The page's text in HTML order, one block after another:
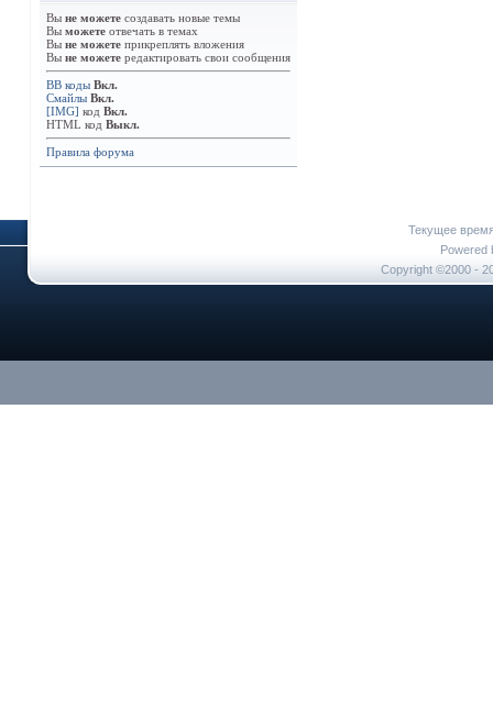
Вы не можете создавать новые темы
Вы можете отвечать в темах
Вы не можете прикреплять вложения
Вы не можете редактировать свои сообщения
BB коды Вкл.
Смайлы Вкл.
[IMG] код Вкл.
HTML код Выкл.
Правила форума
Текущее
Powered
Copyright ©2000 -